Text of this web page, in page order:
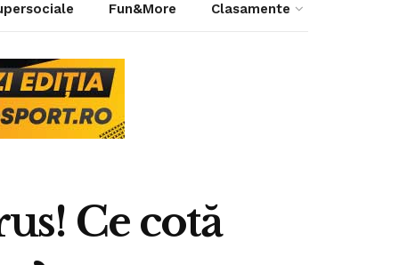
Fun&More Clasamente
Ce cotă